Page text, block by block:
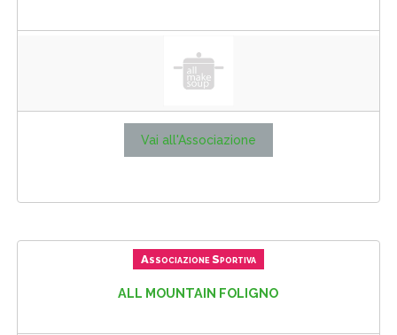
Vai all'Associazione
Associazione Sportiva
ALL MOUNTAIN FOLIGNO